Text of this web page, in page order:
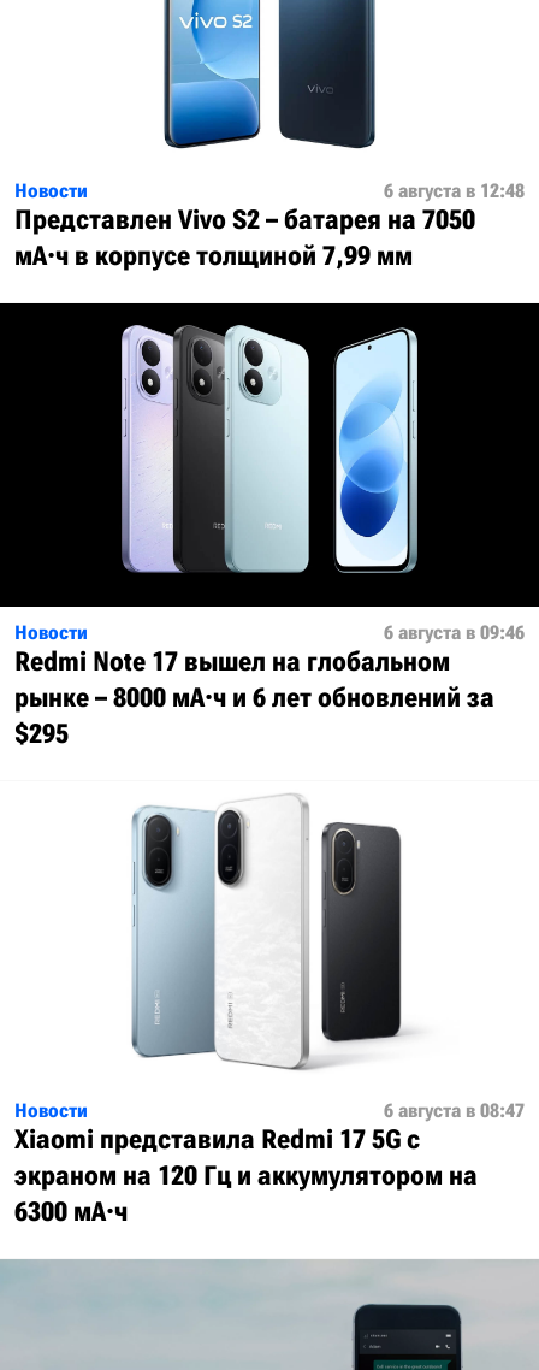
Новости 6 августа в 12:48
Представлен Vivo S2 – батарея на 7050
мА·ч в корпусе толщиной 7,99 мм
Новости 6 августа в 09:46
Redmi Note 17 вышел на глобальном
рынке – 8000 мА·ч и 6 лет обновлений за
$295
Новости 6 августа в 08:47
Xiaomi представила Redmi 17 5G с
экраном на 120 Гц и аккумулятором на
6300 мА·ч